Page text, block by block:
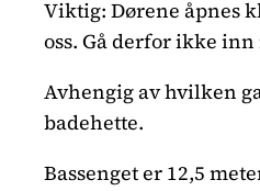
Viktig: Dørene åpnes
oss. Gå derfor ikke
Avhengig av hvilken
badehette.
Bassenget er 12,5